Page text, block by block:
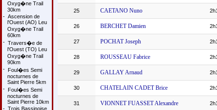
Oxyg�ne Trail
30km
- Ascension de
l'Ouest (AO) Leu
Oxyg�ne Trail
60km
- Travers�e de
l'Ouest (TO) Leu
Oxyg�ne Trail
90km
- Foul�es Semi
nocturnes de
Saint Pierre 5km
- Foul�es Semi
nocturnes de
Saint Pierre 10km
- Trois Bassinoise
25 CAETANO Nuno
26 BERCHET Damien
27 POCHAT Joseph
28 ROUSSEAU Fabrice
29 GALLAY Arnaud
30 CHATELAIN CADET Brice
31 VIONNET FUASSET Alexandre